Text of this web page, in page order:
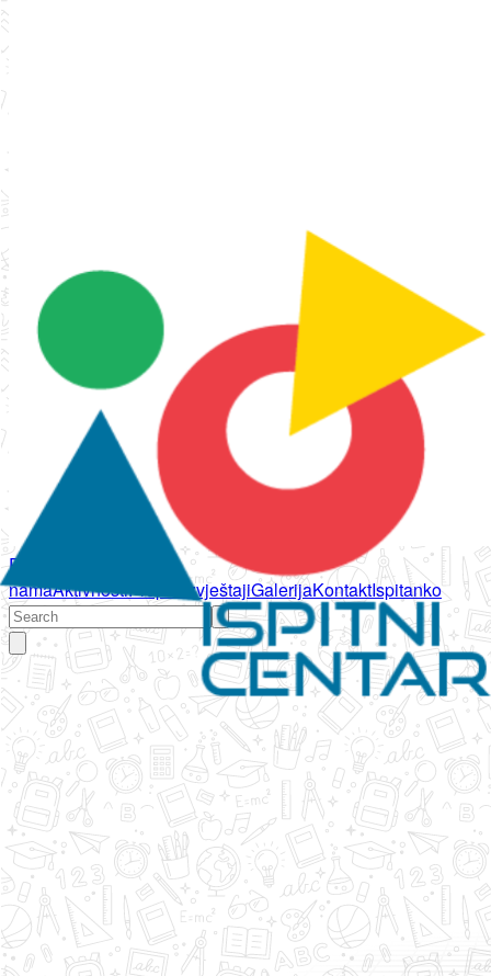
Početna
namaAktivnostiPropisi IzvještajiGalerijaKontaktIspitanko